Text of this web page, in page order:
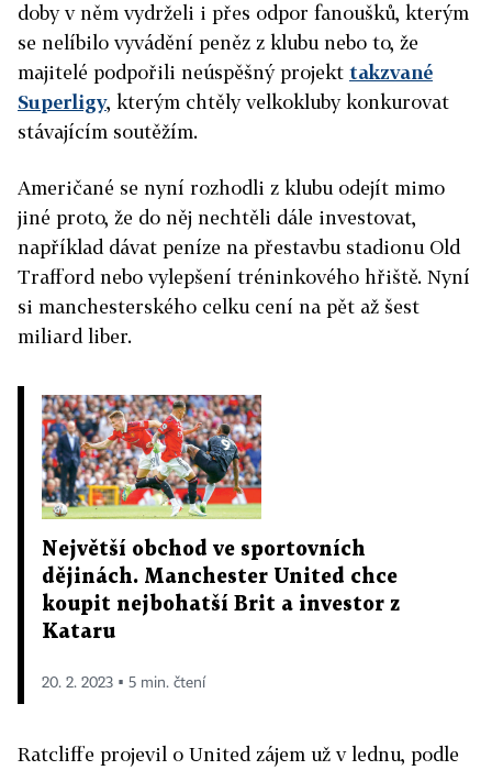
doby v něm vydrželi i přes odpor fanoušků, kterým
se nelíbilo vyvádění peněz z klubu nebo to, že
majitelé podpořili neúspěšný projekt takzvané
Superligy, kterým chtěly velkokluby konkurovat
stávajícím soutěžím.
Američané se nyní rozhodli z klubu odejít mimo
jiné proto, že do něj nechtěli dále investovat,
například dávat peníze na přestavbu stadionu Old
Trafford nebo vylepšení tréninkového hřiště. Nyní
si manchesterského celku cení na pět až šest
miliard liber.
Největší obchod ve sportovních
dějinách. Manchester United chce
koupit nejbohatší Brit a investor z
Kataru
20. 2. 2023 ▪ 5 min. čtení
Ratcliffe projevil o United zájem už v lednu, podle